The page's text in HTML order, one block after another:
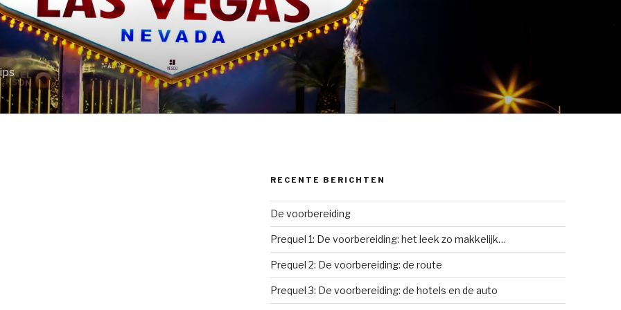
RECENTE BERICHTEN
De voorbereiding
Prequel 1: De voorbereiding: het leek zo makkelijk…
Prequel 2: De voorbereiding: de route
Prequel 3: De voorbereiding: de hotels en de auto